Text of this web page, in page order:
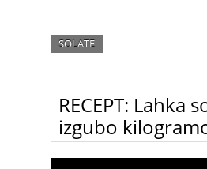
RECEPT: Lahka
izgubo
SOLATE